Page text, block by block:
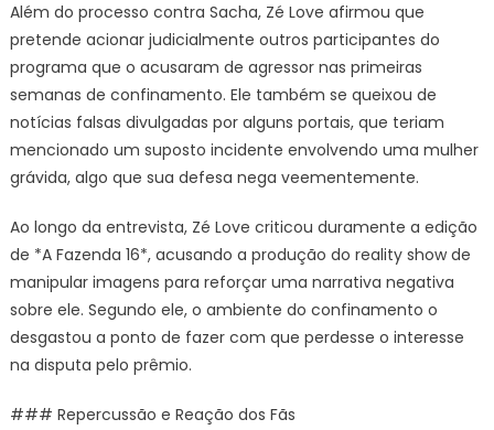
Além do processo contra Sacha, Zé Love afirmou que
pretende acionar judicialmente outros participantes do
programa que o acusaram de agressor nas primeiras
semanas de confinamento. Ele também se queixou de
notícias falsas divulgadas por alguns portais, que teriam
mencionado um suposto incidente envolvendo uma mulher
grávida, algo que sua defesa nega veementemente.
Ao longo da entrevista, Zé Love criticou duramente a edição
de *A Fazenda 16*, acusando a produção do reality show de
manipular imagens para reforçar uma narrativa negativa
sobre ele. Segundo ele, o ambiente do confinamento o
desgastou a ponto de fazer com que perdesse o interesse
na disputa pelo prêmio.
### Repercussão e Reação dos Fãs